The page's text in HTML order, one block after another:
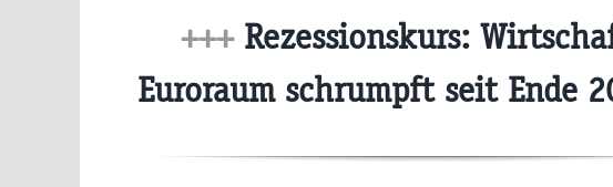
+++Rezessionskurs:
Euroraum schrumpft seit Ende